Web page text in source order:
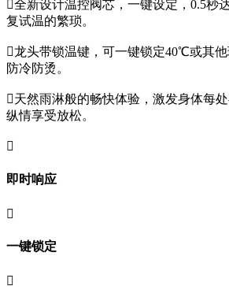
全新设计温控阀芯，一键设定，0.5秒
复试温的繁琐。
龙头带锁温键，可一键锁定40℃或其
防冷防烫。
天然雨淋般的畅快体验，激发身体每
纵情享受放松。

即时响应

一键锁定
